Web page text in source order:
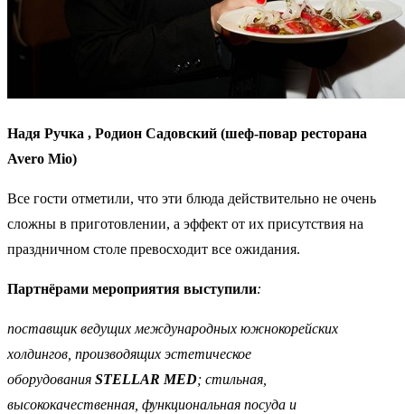
Надя Ручка , Родион Садовский (шеф-повар ресторана
Avero Mio)
Все гости отметили, что эти блюда действительно не очень
сложны в приготовлении, а эффект от их присутствия на
праздничном столе превосходит все ожидания.
Партнёрами мероприятия выступили:
поставщик ведущих международных южнокорейских
холдингов, производящих эстетическое
оборудования STELLAR MED; стильная,
высококачественная, функциональная посуда и